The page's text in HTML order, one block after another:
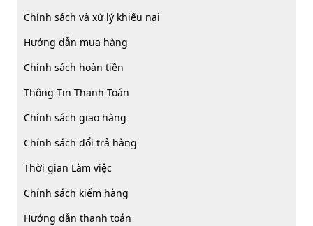
Chính sách và xử lý khiếu nại
Hướng dẫn mua hàng
Chính sách hoàn tiền
Thông Tin Thanh Toán
Chính sách giao hàng
Chính sách đổi trả hàng
Thời gian Làm việc
Chính sách kiểm hàng
Hướng dẫn thanh toán